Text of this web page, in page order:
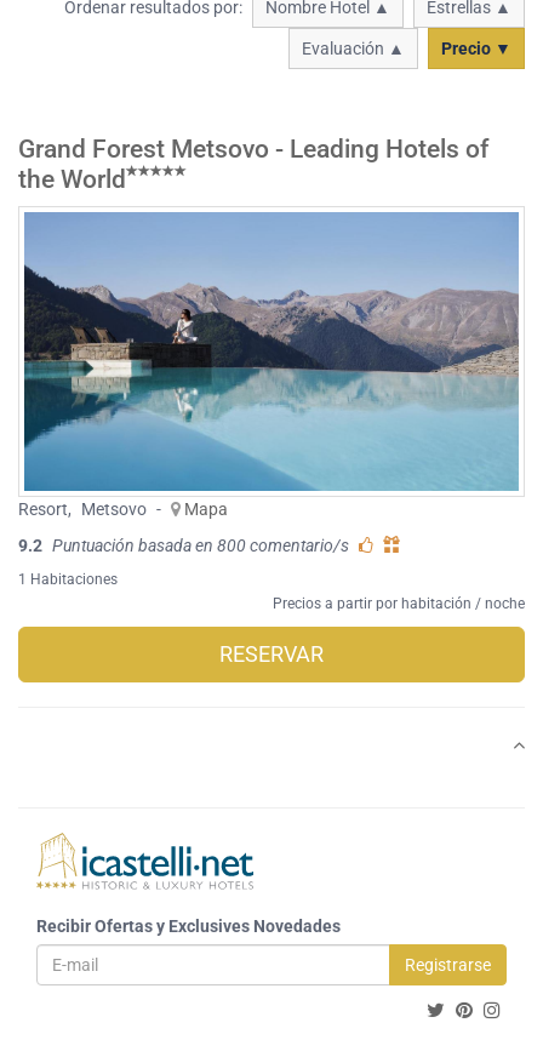
Ordenar resultados por: Nombre Hotel ▲ Estrellas ▲
Evaluación ▲ Precio ▼
Grand Forest Metsovo - Leading Hotels of
the World
Resort, Metsovo -
Mapa
9.2 Puntuación basada en 800 comentario/s
1 Habitaciones
Precios a partir por habitación / noche
RESERVAR
Recibir Ofertas y Exclusives Novedades
Registrarse